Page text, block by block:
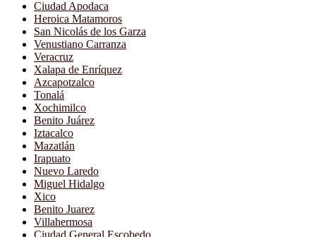
Ciudad Apodaca
Heroica Matamoros
San Nicolás de los Garza
Venustiano Carranza
Veracruz
Xalapa de Enríquez
Azcapotzalco
Tonalá
Xochimilco
Benito Juárez
Iztacalco
Mazatlán
Irapuato
Nuevo Laredo
Miguel Hidalgo
Xico
Benito Juarez
Villahermosa
Ciudad General Escobedo